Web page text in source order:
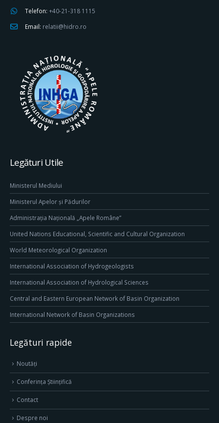
Telefon: +40-21-318 1115
Email: relatii@hidro.ro
Legături Utile
Ministerul Mediului
Ministerul Apelor și Pădurilor
Administrația Națională „Apele Române”
United Nations Educational, Scientific and Cultural Organization
World Meteorological Organization
International Association of Hydrogeologists
International Association of Hydrological Sciences
Central and Eastern European Network of Basin Organization
International Network of Basin Organizations
Legături rapide
Noutăți
Conferința Științifică
Contact
Despre noi